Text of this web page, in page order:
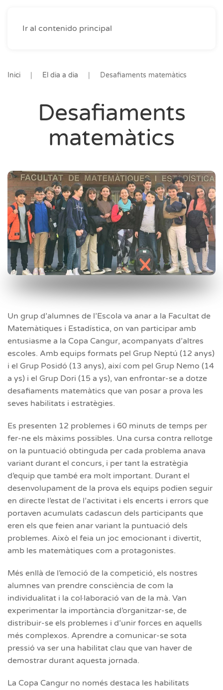
Ir al contenido principal
Inici El dia a dia Desafiaments matemàtics
Desafiaments
matemàtics
Un grup d’alumnes de l’Escola va anar a la Facultat de
Matemàtiques i Estadística, on van participar amb
entusiasme a la Copa Cangur, acompanyats d’altres
escoles. Amb equips formats pel Grup Neptú (12 anys)
i el Grup Posidó (13 anys), així com pel Grup Nemo (14
a ys) i el Grup Dori (15 a ys), van enfrontar-se a dotze
desafiaments matemàtics que van posar a prova les
seves habilitats i estratègies.
Es presenten 12 problemes i 60 minuts de temps per
fer-ne els màxims possibles. Una cursa contra rellotge
on la puntuació obtinguda per cada problema anava
variant durant el concurs, i per tant la estratègia
d’equip que també era molt important. Durant el
desenvolupament de la prova els equips podien seguir
en directe l’estat de l’activitat i els encerts i errors que
portaven acumulats cadascun dels participants que
eren els que feien anar variant la puntuació dels
problemes. Això el feia un joc emocionant i divertit,
amb les matemàtiques com a protagonistes.
Més enllà de l’emoció de la competició, els nostres
alumnes van prendre consciència de com la
individualitat i la col·laboració van de la mà. Van
experimentar la importància d’organitzar-se, de
distribuir-se els problemes i d’unir forces en aquells
més complexos. Aprendre a comunicar-se sota
pressió va ser una habilitat clau que van haver de
demostrar durant aquesta jornada.
La Copa Cangur no només destaca les habilitats